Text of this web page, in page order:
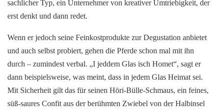
sachlicher Typ, ein Unternehmer von kreativer Umtriebigkeit, der
erst denkt und dann redet.
Wenn er jedoch seine Feinkostprodukte zur Degustation anbietet
und auch selbst probiert, gehen die Pferde schon mal mit ihn
durch – zumindest verbal. „I jeddem Glas isch Homet“, sagt er
dann beispielsweise, was meint, dass in jedem Glas Heimat sei.
Mit Sicherheit gilt das für seinen Höri-Bülle-Schmaus, ein feines,
süß-saures Confit aus der berühmten Zwiebel von der Halbinsel